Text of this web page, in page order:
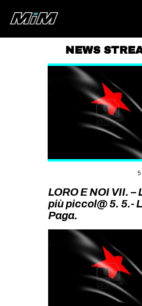
ABOUT
AREA
DEGENERAZIONE
GAZA FREESTYLE
CSOA LAMBRETTA
STUDENTI TSUNAMI
ZAM
MOBILITAZIONI
SPAZI
SPORT POPOLARE
MOVIMENTI
NEWS
5
LORO E NOI VII. –
più piccol@ 5. 5.-
Paga.